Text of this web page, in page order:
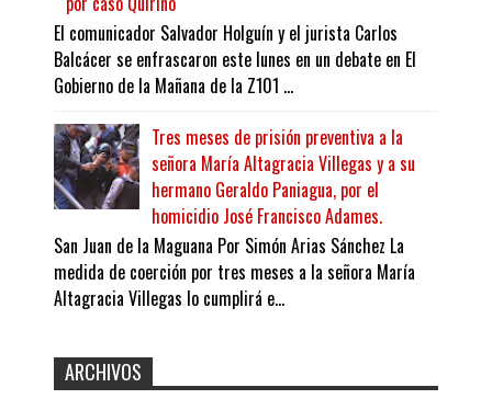
El comunicador Salvador Holguín y el jurista Carlos
Balcácer se enfrascaron este lunes en un debate en El
Gobierno de la Mañana de la Z101 ...
Tres meses de prisión preventiva a la
señora María Altagracia Villegas y a su
hermano Geraldo Paniagua, por el
homicidio José Francisco Adames.
San Juan de la Maguana Por Simón Arias Sánchez La
medida de coerción por tres meses a la señora María
Altagracia Villegas lo cumplirá e...
ARCHIVOS